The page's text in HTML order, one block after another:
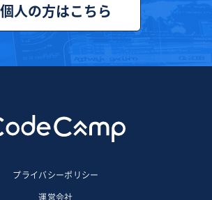
個人の方はこちら
プライバシーポリシー
運営会社